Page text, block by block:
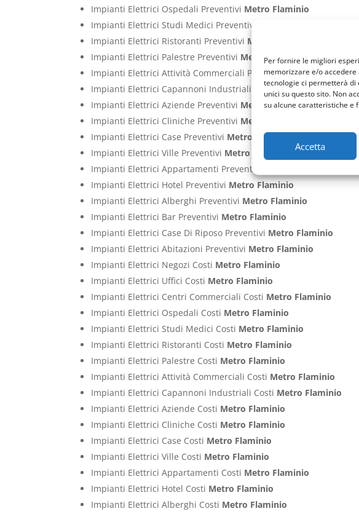
Per fornire le migliori
memorizzare e/o
tecnologie ci permetterà di
unici su questo sito. Non
su alcune caratteristiche e
Accetta
Impianti Elettrici Ospedali Preventivi Metro Flaminio
Impianti Elettrici Studi Medici Preventivi
Impianti Elettrici Ristoranti Preventivi Metro Flaminio
Impianti Elettrici Palestre Preventivi Metro Flaminio
Impianti Elettrici Attività Commerciali PreventiviMetro Flaminio
Impianti Elettrici Capannoni Industriali PreventiviMetro
Impianti Elettrici Aziende Preventivi Metro Flaminio
Impianti Elettrici Cliniche Preventivi Metro Flaminio
Impianti Elettrici Case Preventivi Metro Flaminio
Impianti Elettrici Ville Preventivi Metro Flaminio
Impianti Elettrici Appartamenti Preventivi
Impianti Elettrici Hotel Preventivi Metro Flaminio
Impianti Elettrici Alberghi Preventivi Metro Flaminio
Impianti Elettrici Bar Preventivi Metro Flaminio
Impianti Elettrici Case Di Riposo Preventivi Metro Flaminio
Impianti Elettrici Abitazioni Preventivi Metro Flaminio
Impianti Elettrici Negozi Costi Metro Flaminio
Impianti Elettrici Uffici Costi Metro Flaminio
Impianti Elettrici Centri Commerciali Costi Metro Flaminio
Impianti Elettrici Ospedali Costi Metro Flaminio
Impianti Elettrici Studi Medici Costi Metro Flaminio
Impianti Elettrici Ristoranti Costi Metro Flaminio
Impianti Elettrici Palestre Costi Metro Flaminio
Impianti Elettrici Attività Commerciali Costi Metro Flaminio
Impianti Elettrici Capannoni Industriali Costi Metro Flaminio
Impianti Elettrici Aziende Costi Metro Flaminio
Impianti Elettrici Cliniche Costi Metro Flaminio
Impianti Elettrici Case Costi Metro Flaminio
Impianti Elettrici Ville Costi Metro Flaminio
Impianti Elettrici Appartamenti Costi Metro Flaminio
Impianti Elettrici Hotel Costi Metro Flaminio
Impianti Elettrici Alberghi Costi Metro Flaminio